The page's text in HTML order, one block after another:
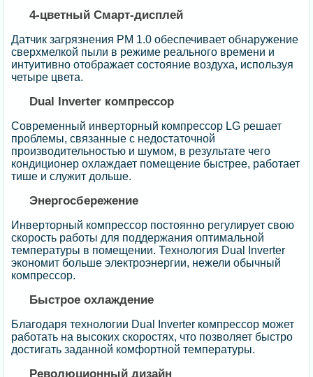
4-цветный Смарт-дисплей
Датчик загрязнения PM 1.0 обеспечивает обнаружение
сверхмелкой пыли в режиме реального времени и
интуитивно отображает состояние воздуха, используя
четыре цвета.
Dual Inverter компрессор
Современный инверторный компрессор LG решает
проблемы, связанные с недостаточной
производительностью и шумом, в результате чего
кондиционер охлаждает помещение быстрее, работает
тише и служит дольше.
Энергосбережение
Инверторный компрессор постоянно регулирует свою
скорость работы для поддержания оптимальной
температуры в помещении. Технология Dual Inverter
экономит больше электроэнергии, нежели обычный
компрессор.
Быстрое охлаждение
Благодаря технологии Dual Inverter компрессор может
работать на высоких скоростях, что позволяет быстро
достигать заданной комфортной температуры.
Революционный дизайн